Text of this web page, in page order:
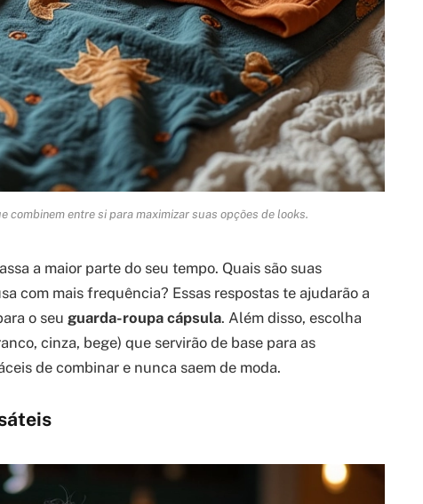
combinem entre si para maximizar suas opções de looks.
a maior parte do seu tempo. Quais são suas
com mais frequência? Essas respostas te ajudarão a
o seu guarda-roupa cápsula. Além disso, escolha
cinza, bege) que servirão de base para as
de combinar e nunca saem de moda.